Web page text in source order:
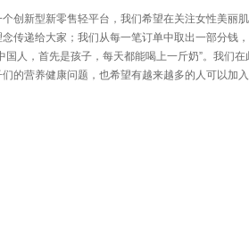
创新型新零售轻平台，我们希望在关注女性美丽
传递给大家；我们从每一笔订单中取出一部分钱
国人，首先是孩子，每天都能喝上一斤奶”。我们
的营养健康问题，也希望有越来越多的人可以加